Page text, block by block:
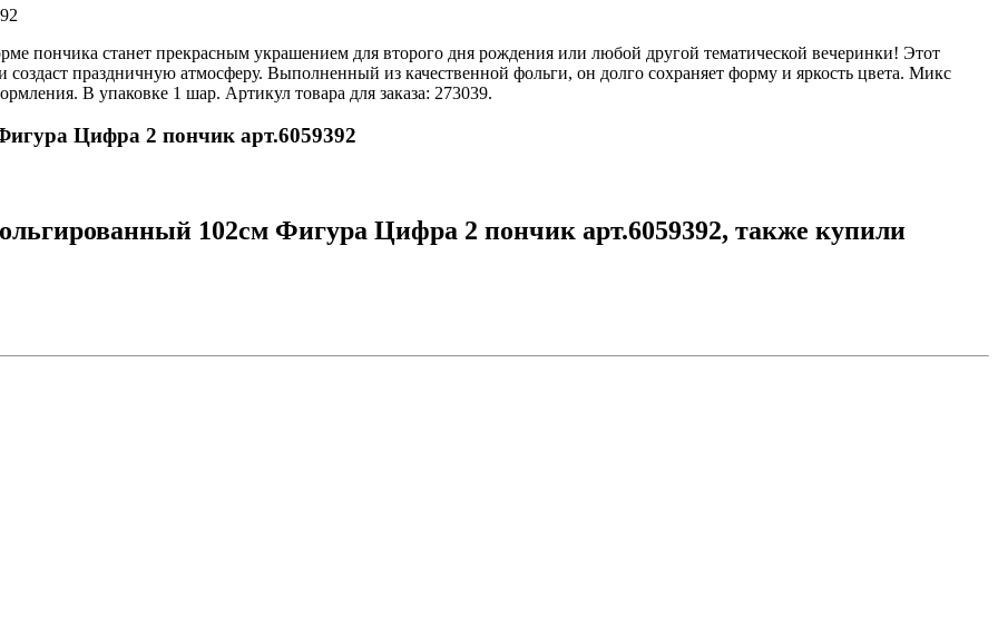
пончика станет прекрасным украшением для второго дня рождения или любой другой тематической вечеринки! Этот
праздничную атмосферу. Выполненный из качественной фольги, он долго сохраняет форму и яркость цвета. Микс
В упаковке 1 шар. Артикул товара для заказа: 273039.
Цифра 2 пончик арт.6059392
102см Фигура Цифра 2 пончик арт.6059392, также купили